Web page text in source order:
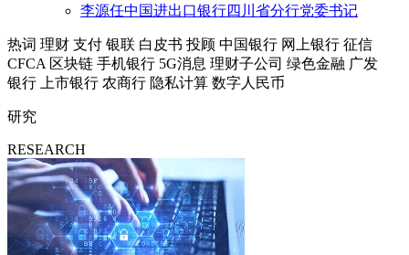
李源任中国进出口银行四川省分行党委书记
热词 理财 支付 银联 白皮书 投顾 中国银行 网上银行 征信
CFCA 区块链 手机银行 5G消息 理财子公司 绿色金融 广发
银行
上市银行 农商行 隐私计算 数字人民币
研究
RESEARCH